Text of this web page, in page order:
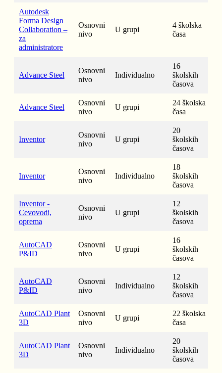
Autodesk
Forma Design
Collaboration –
za
administratore
Osnovni
nivo
U grupi
4 školska
časa
Advance Steel
Osnovni
nivo
Individualno
16
školskih
časova
Advance Steel
Osnovni
nivo
U grupi
24 školska
časa
Inventor
Osnovni
nivo
U grupi
20
školskih
časova
Inventor
Osnovni
nivo
Individualno
18
školskih
časova
Inventor -
Cevovodi,
oprema
Osnovni
nivo
U grupi
12
školskih
časova
AutoCAD
P&ID
Osnovni
nivo
U grupi
16
školskih
časova
AutoCAD
P&ID
Osnovni
nivo
Individualno
12
školskih
časova
AutoCAD Plant
3D
Osnovni
nivo
U grupi
22 školska
časa
AutoCAD Plant
3D
Osnovni
nivo
Individualno
20
školskih
časova